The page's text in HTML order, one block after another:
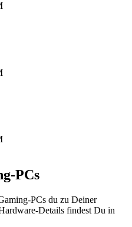
PCs
PCs du zu Deiner
Details findest Du in